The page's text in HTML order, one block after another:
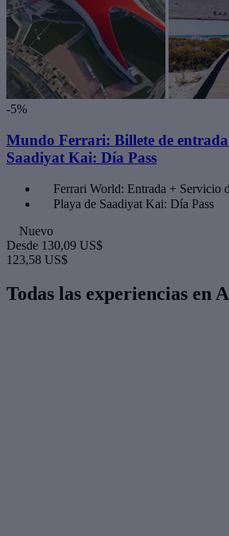
-5%
Mundo Ferrari: Billete de
Saadiyat Kai: Día Pass
Ferrari World: Entrada + Servicio
Playa de Saadiyat Kai: Día Pass
Nuevo
Desde 130,09 US$
123,58 US$
Todas las experiencias en